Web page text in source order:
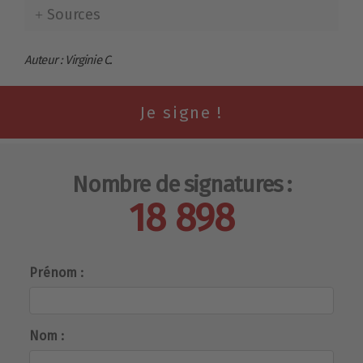
Sources
Auteur : Virginie C.
Nombre de signatures :
18 898
Prénom :
Nom :